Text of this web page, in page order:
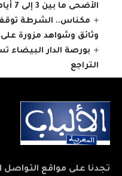
الأضحى ما بين 3 إلى 7 أيام
مكناس.. الشرطة
وثائق وشواهد مزورة
بورصة الدار البيضاء
التراجع
تجدنا على مواقع التواصل